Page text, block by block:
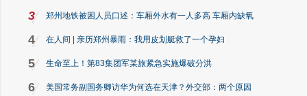
3 郑州地铁被困人员口述：车厢外水有一人多高 车厢内缺氧
4 在人间 | 亲历郑州暴雨：我用皮划艇救了一个孕妇
5 生命至上！第83集团军某旅紧急实施爆破分洪
6 美国常务副国务卿访华为何选在天津？外交部：两个原因